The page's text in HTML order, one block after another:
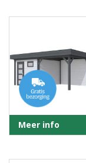
Meer info